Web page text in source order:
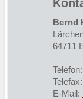
Bernd
64711
E-Mail: